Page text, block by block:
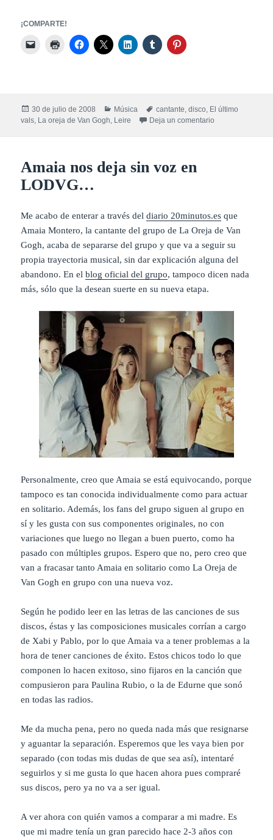
¡COMPARTE!
Publicado
el
30 de julio de 2008 Categorías
Música Etiquetas
cantante,disco, El último
vals, La oreja de Van Gogh, Leire Deja un comentario
Amaia nos deja sin voz en
LODVG…
Me acabo de enterar a través deldiario 20minutos.es que
Amaia Montero, la cantante del grupo de La Oreja de Van
Gogh, acaba de separarse del grupo y que va a seguir su
propia trayectoria musical, sin dar explicación alguna del
abandono. En elblog oficial del grupo, tampoco dicen nada
más, sólo que la desean suerte en su nueva etapa.
Personalmente, creo que Amaia se está equivocando, porque
tampoco es tan conocida individualmente como para actuar
en solitario. Además, los fans del grupo siguen al grupo en
sí y les gusta con sus componentes originales, no con
variaciones que luego no llegan a buen puerto, como ha
pasado con múltiples grupos. Espero que no, pero creo que
van a fracasar tanto Amaia en solitario como La Oreja de
Van Gogh en grupo con una nueva voz.
Según he podido leer en las letras de las canciones de sus
discos, éstas y las composiciones musicales corrían a cargo
de Xabi y Pablo, por lo que Amaia va a tener problemas a la
hora de tener canciones de éxito. Estos chicos todo lo que
componen lo hacen exitoso, sino fijaros en la canción que
compusieron para Paulina Rubio, o la de Edurne que sonó
en todas las radios.
Me da mucha pena, pero no queda nada más que resignarse
y aguantar la separación. Esperemos que les vaya bien por
separado (con todas mis dudas de que sea así), intentaré
seguirlos y si me gusta lo que hacen ahora pues compraré
sus discos, pero ya no va a ser igual.
A ver ahora con quién vamos a comparar a mi madre. Es
que mi madre tenía un gran parecido hace 2-3 años con